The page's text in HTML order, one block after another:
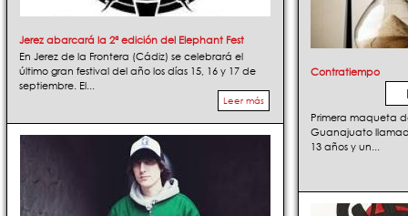
Jerez abarcará la 2ª edición del Elephant Fest
En Jerez de la Frontera (Cádiz) se celebrará el
último gran festival del año los días 15, 16 y 17 de
septiembre. El...
Leer más
Contratiempo
Primera maqueta
Guanajuato
13 años y un...